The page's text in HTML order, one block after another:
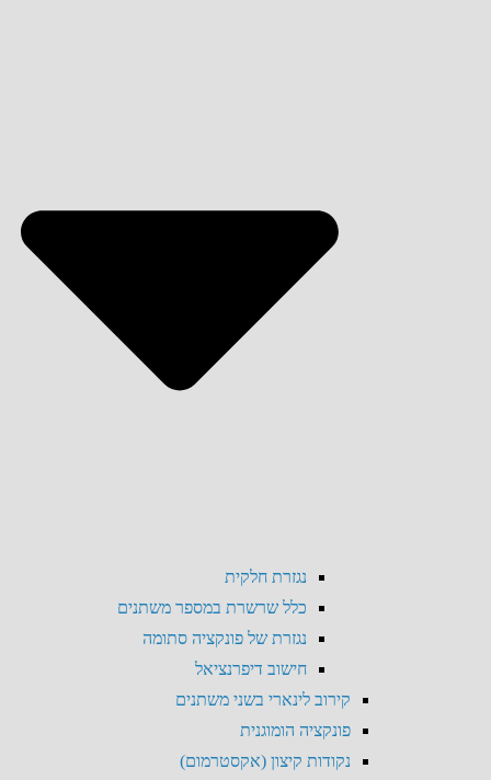
נגזרת חלקית
כלל שרשרת במספר משתנים
נגזרת של פונקציה סתומה
חישוב דיפרנציאל
קירוב לינארי בשני משתנים
פונקציה הומוגנית
נקודות קיצון (אקסטרמום)